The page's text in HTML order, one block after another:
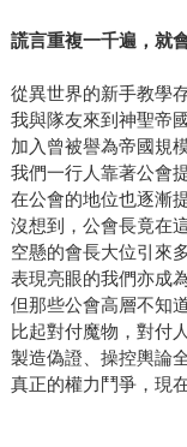
謊言重複一千遍，就
從異世界的新手教學
我與隊友來到神聖帝
加入曾被譽為帝國規
我們一行人靠著公會
在公會的地位也逐漸
沒想到，公會長竟在
空懸的會長大位引來
表現亮眼的我們亦成
但那些公會高層不知
比起對付魔物，對付
製造偽證、操控輿論
真正的權力鬥爭，現